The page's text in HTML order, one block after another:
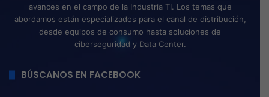
avances en el campo de la Industria TI. Los temas que
abordamos están especializados para el canal de distribución,
desde equipos de consumo hasta soluciones de
ciberseguridad y Data Center.
BÚSCANOS EN FACEBOOK